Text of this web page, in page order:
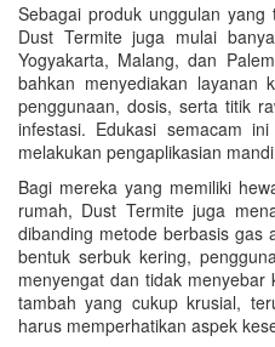
Sebagai produk unggulan
Dust Termite juga mulai
Yogyakarta, Malang, dan
bahkan menyediakan layanan
penggunaan, dosis, serta titik
infestasi. Edukasi semacam
melakukan pengaplikasian
Bagi mereka yang memiliki
rumah, Dust Termite juga
dibanding metode berbasis gas
bentuk serbuk kering,
menyengat dan tidak
tambah yang cukup krusial,
harus memperhatikan aspek